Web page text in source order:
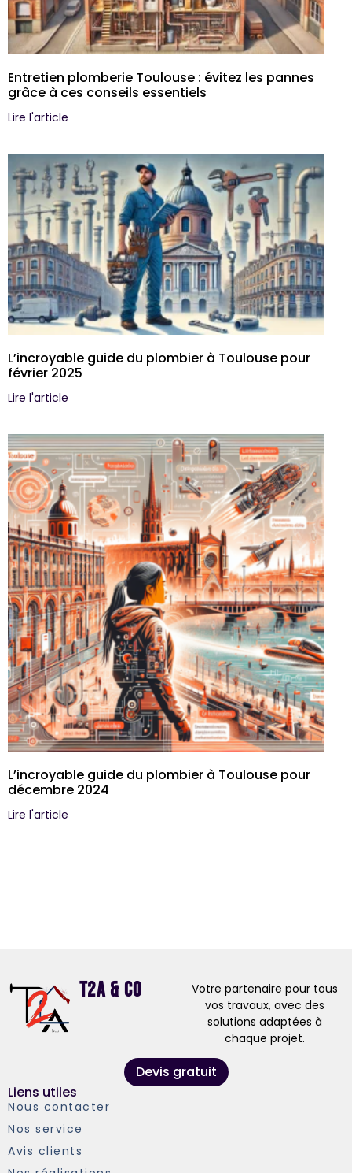
Entretien plomberie Toulouse : évitez les pannes
grâce à ces conseils essentiels
Lire l'article
L’incroyable guide du plombier à Toulouse pour
février 2025
Lire l'article
L’incroyable guide du plombier à Toulouse pour
décembre 2024
Lire l'article
Liens utiles
Nous contacter
Nos service
Avis clients
T2A & Co
Votre partenaire pour tous
vos travaux, avec des
solutions adaptées à
chaque projet.
Devis gratuit